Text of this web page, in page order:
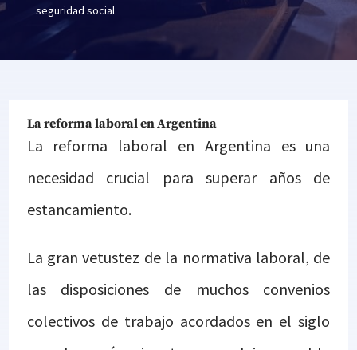
seguridad social
La reforma laboral en Argentina
La reforma laboral en Argentina es una
necesidad crucial para superar años de
estancamiento.
La gran vetustez de la normativa laboral, de
las disposiciones de muchos convenios
colectivos de trabajo acordados en el siglo